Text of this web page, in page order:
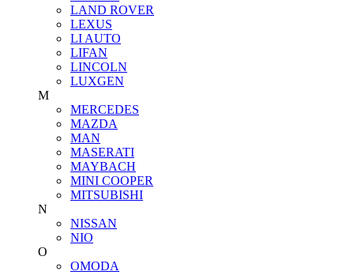
LAND ROVER
LEXUS
LI AUTO
LIFAN
LINCOLN
LUXGEN
M
MERCEDES
MAZDA
MAN
MASERATI
MAYBACH
MINI COOPER
MITSUBISHI
N
NISSAN
NIO
O
OMODA